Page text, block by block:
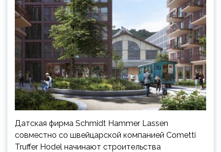
Датская фирма Schmidt Hammer Lassen
совместно со швейцарской компанией Cometti
Truffer Hodel начинают строительства